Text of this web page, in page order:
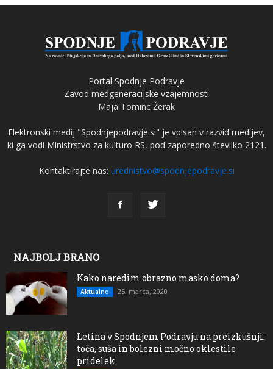
Portal Spodnje Podravje
Zavod medgeneracijske vzajemnosti
Maja Tominc Žerak
Elektronski medij "Spodnjepodravje.si" je vpisan v razvid medijev,
ki ga vodi Ministrstvo za kulturo RS, pod zaporedno številko 2121.
Kontaktirajte nas: urednistvo@spodnjepodravje.si
NAJBOLJ BRANO
Kako naredim obrazno masko doma?
Aktualno 25. marca, 2020
Letina v Spodnjem Podravju na preizkušnji:
toča, suša in bolezni močno oklestile
pridelek